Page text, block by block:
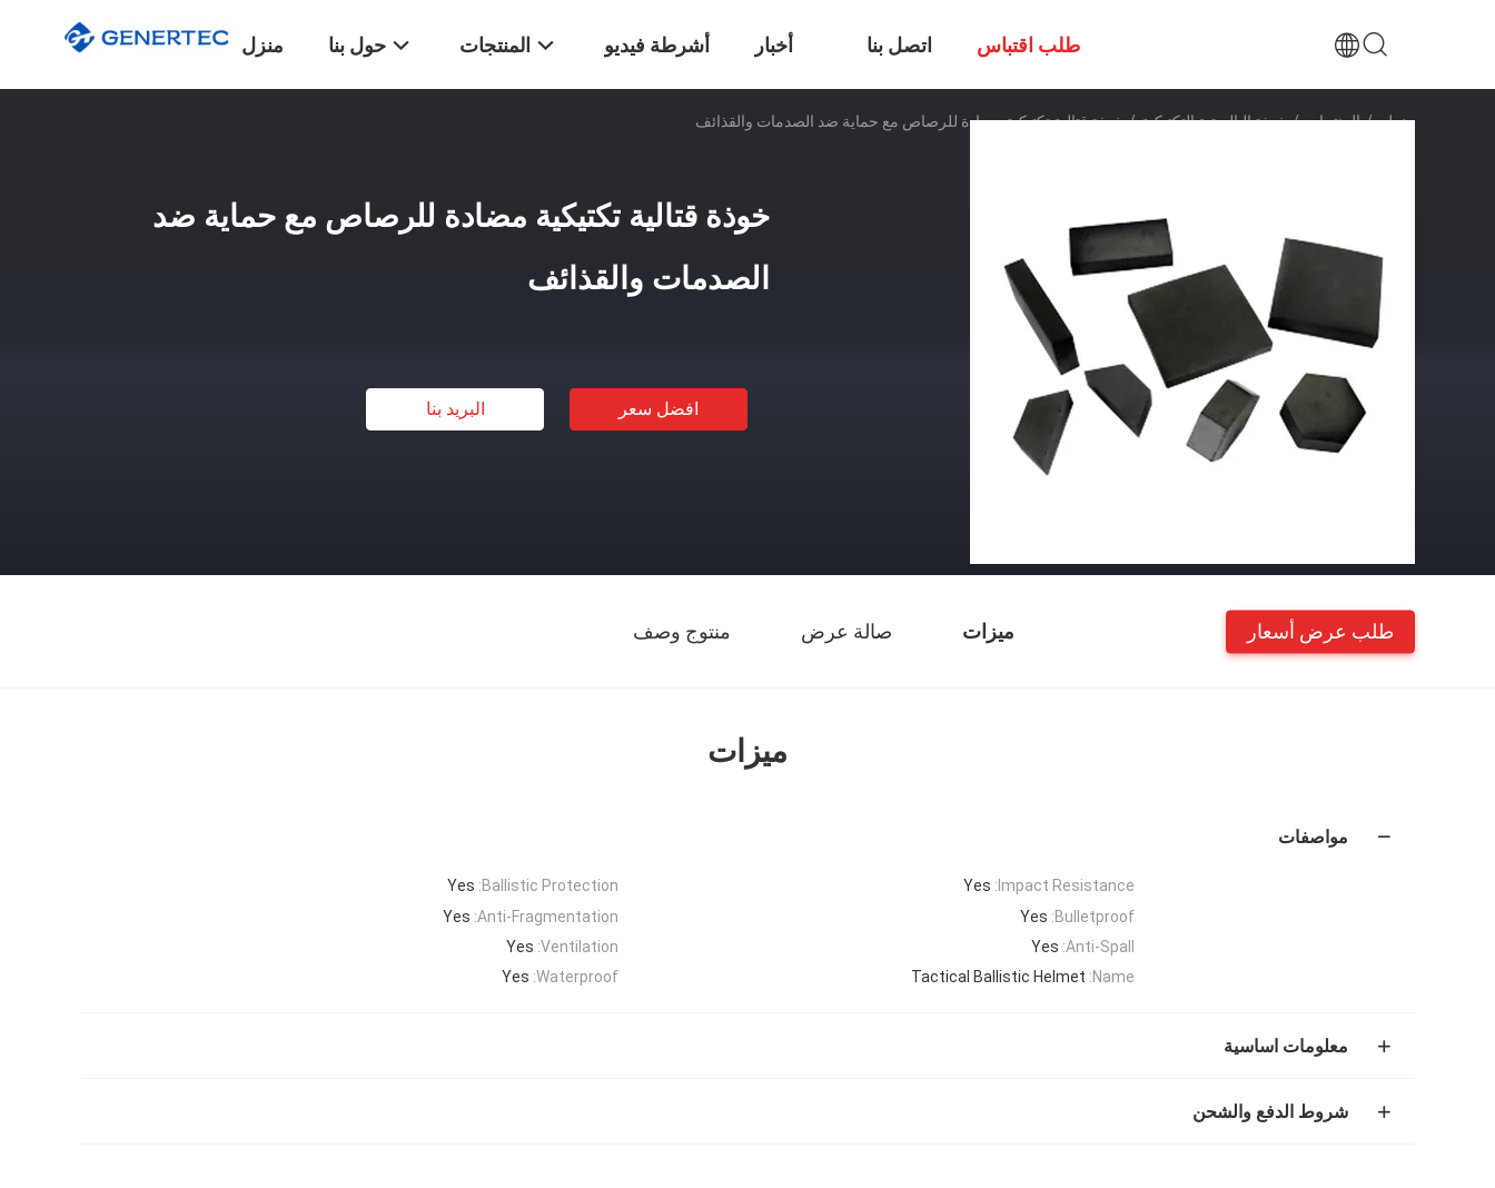
منزل حول بنا المنتجات أشرطة فيديو أخبار اتصل بنا طلب اقتباس
منزل / المنتجات / خوذة البالستية التكتيكية / خوذة قتالية تكتيكية مضادة للرصاص مع حماية ضد الصدمات والقذائف
خوذة قتالية تكتيكية مضادة للرصاص مع حماية ضد
الصدمات والقذائف
افضل سعر البريد بنا
ميزات صالة عرض منتوج وصف طلب عرض أسعار
ميزات
مواصفات
Ballistic Protection:
Yes Impact Resistance:
Yes
Anti-Fragmentation:
Yes Bulletproof:
Yes
Ventilation:
Yes Anti-Spall:
Yes
Waterproof:
Yes Name:
Tactical Ballistic Helmet
معلومات اساسية
شروط الدفع والشحن